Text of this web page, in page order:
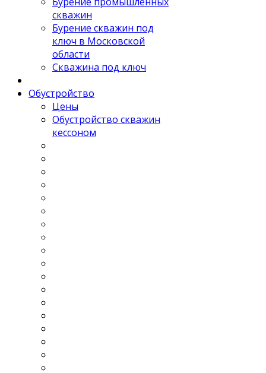
скважин
Бурение скважин под
ключ в Московской
области
Скважина под ключ
Обустройство
Цены
Обустройство скважин
кессоном